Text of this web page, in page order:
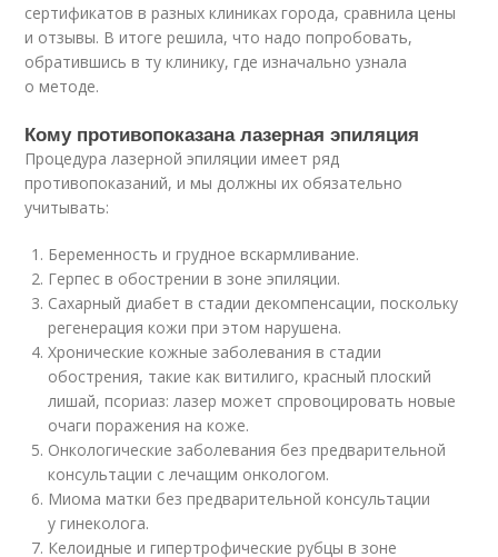
сертификатов в разных клиниках города, сравнила цены
и отзывы. В итоге решила, что надо попробовать,
обратившись в ту клинику, где изначально узнала
о методе.
Кому противопоказана лазерная эпиляция
Процедура лазерной эпиляции имеет ряд
противопоказаний, и мы должны их обязательно
учитывать:
Беременность и грудное вскармливание.
Герпес в обострении в зоне эпиляции.
Сахарный диабет в стадии декомпенсации, поскольку
регенерация кожи при этом нарушена.
Хронические кожные заболевания в стадии
обострения, такие как витилиго, красный плоский
лишай, псориаз: лазер может спровоцировать новые
очаги поражения на коже.
Онкологические заболевания без предварительной
консультации с лечащим онкологом.
Миома матки без предварительной консультации
у гинеколога.
Келоидные и гипертрофические рубцы в зоне